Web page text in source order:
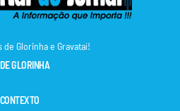
Glorinha e Gravataí!
GLORINHA